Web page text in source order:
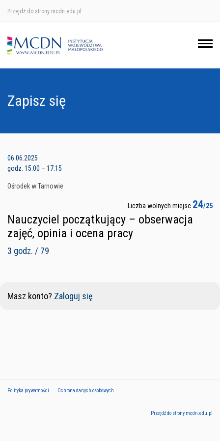
Przejdź do strony mcdn.edu.pl
Zapisz się
06.06.2025
godz. 15.00 – 17.15
Ośrodek w Tarnowie
Liczba wolnych miejsc 24/25
Nauczyciel początkujący – obserwacja
zajęć, opinia i ocena pracy
3 godz. / 79
Masz konto? Zaloguj się
Polityka prywatności Ochrona danych osobowych
Przejdź do strony mcdn.edu.pl
Ośrodek w Krakowie
Ośrodek w Nowym Sączu
Ośrodek w Tarnowie